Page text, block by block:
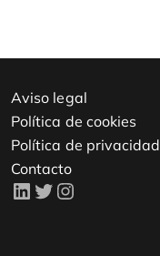
Aviso legal
Política de cookies
Política de privacidad
Contacto